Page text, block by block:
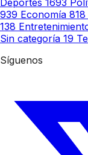
Deportes 1693
939 Economía 818
138
Sin categoría 19
Síguenos